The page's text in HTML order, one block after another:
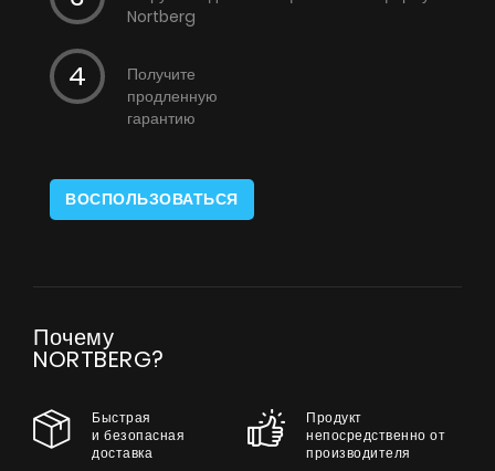
Nortberg
Получите
продленную
гарантию
ВОСПОЛЬЗОВАТЬСЯ
Почему
NORTBERG?
Быстрая
и безопасная
доставка
Продукт
непосредственно от
производителя